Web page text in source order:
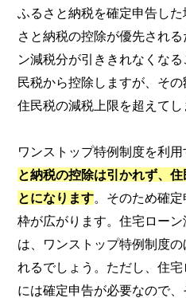
ふるさと納税を確定申告し
さと納税の控除が優先され
ン減税分が引ききれなくな
民税から控除しますが、そ
住民税の減税上限を超えてし
ワンストップ特例制度を利
と納税の控除は引かれず、
とになります。そのため確
枠が広がります。住宅ロー
は、ワンストップ特例制度
れるでしょう。ただし、住
には確定申告が必要なので